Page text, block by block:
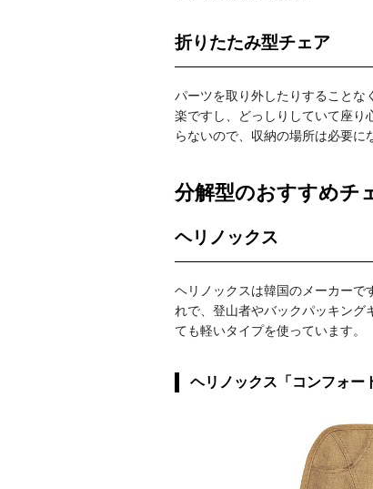
折りたたみ型チェア
パーツを取り外したりすることな
楽ですし、どっしりしていて座り
らないので、収納の場所は必要に
分解型のおすすめチ
ヘリノックス
ヘリノックスは韓国のメーカーで
れで、登山者やバックパッキング
ても軽いタイプを使っています。
ヘリノックス「コンフォー